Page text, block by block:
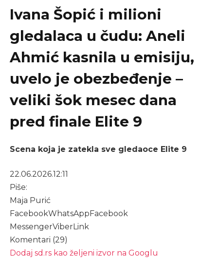
Ivana Šopić i milioni
gledalaca u čudu: Aneli
Ahmić kasnila u emisiju,
uvelo je obezbeđenje –
veliki šok mesec dana
pred finale Elite 9
Scena koja je zatekla sve gledaoce Elite 9
22.06.2026.12:11
Piše:
Maja Purić
FacebookWhatsApp Facebook
MessengerViberLink
Komentari (29)
Dodaj sd.rs kao željeni izvor na Googlu